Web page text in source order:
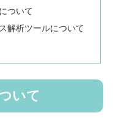
ついて
解析ツールについて
いて